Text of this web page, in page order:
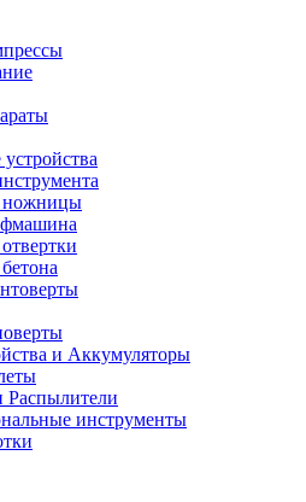
ножницы
и Аккумуляторы
Распылители
инструменты